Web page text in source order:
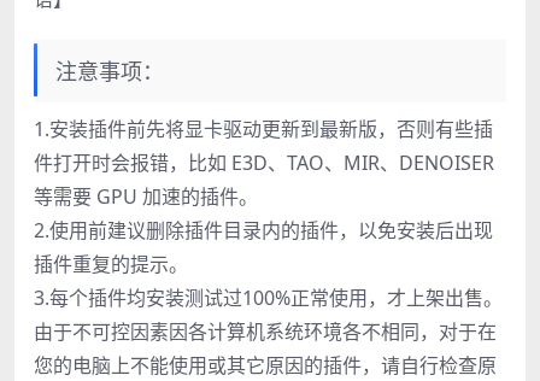
注意事项：
1.安装插件前先将显卡驱动更新到最新版，否则有些插
件打开时会报错，比如 E3D、TAO、MIR、DENOISER
等需要 GPU 加速的插件。
2.使用前建议删除插件目录内的插件，以免安装后出现
插件重复的提示。
3.每个插件均安装测试过100%正常使用，才上架出售。
由于不可控因素因各计算机系统环境各不相同，对于在
您的电脑上不能使用或其它原因的插件，请自行检查原